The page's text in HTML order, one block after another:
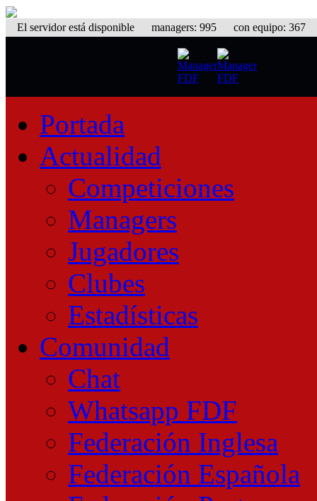
El servidor está disponible managers: 995 con equipo: 367
Portada
Actualidad
Competiciones
Managers
Jugadores
Clubes
Estadísticas
Comunidad
Chat
Whatsapp FDF
Federación Inglesa
Federación Española